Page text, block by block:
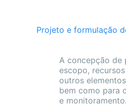
Projeto e formulação
A concepção de
escopo,
outros
bem como para
e monitoramento.